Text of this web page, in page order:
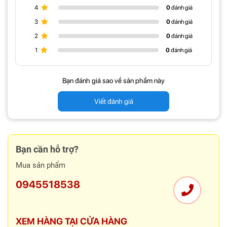
- Thiết kế tối giản nhưng không kém phần nổi
4 0đánh giá
3
0đánh giá
2
0đánh giá
1
0đánh giá
Bạn đánh giá sao về sản phẩm này
Viết đánh giá
Bạn cần hỗ trợ?
Mua sản phẩm
0945518538
XEM HÀNG TẠI CỬA HÀNG